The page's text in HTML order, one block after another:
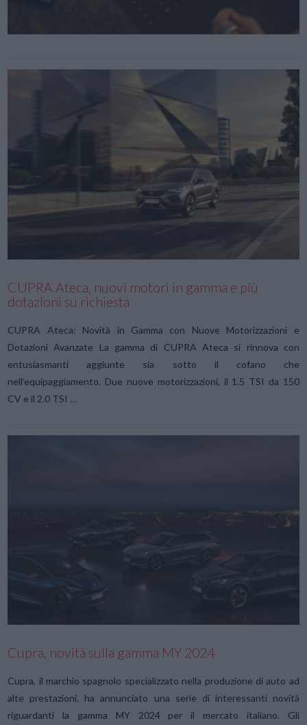
CUPRA Ateca, nuovi motori in gamma e più
dotazioni su richiesta
CUPRA Ateca: Novità in Gamma con Nuove Motorizzazioni e
Dotazioni Avanzate La gamma di CUPRA Ateca si rinnova con
entusiasmanti aggiunte sia sotto il cofano che
nell’equipaggiamento. Due nuove motorizzazioni, il 1.5 TSI da 150
CV e il 2.0 TSI …
Cupra, novità sulla gamma MY 2024
Cupra, il marchio spagnolo specializzato nella produzione di auto ad
alte prestazioni, ha annunciato una serie di interessanti novità
riguardanti la gamma MY 2024 per il mercato italiano. Gli